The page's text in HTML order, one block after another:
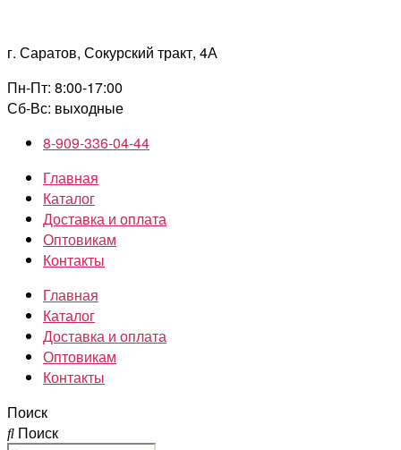
содержимому
г. Саратов, Сокурский тракт, 4А
Пн-Пт: 8:00-17:00
Сб-Вс: выходные
8-909-336-04-44
Главная
Каталог
Доставка и оплата
Оптовикам
Контакты
Главная
Каталог
Доставка и оплата
Оптовикам
Контакты
Поиск
Поиск